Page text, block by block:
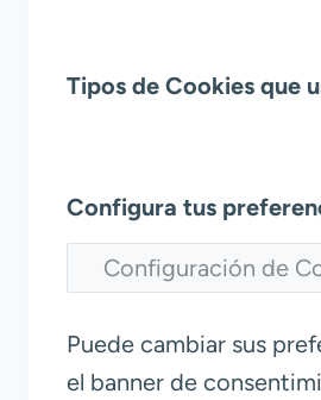
Tipos de Cookies que
Configura tus
Configuración de
Puede cambiar sus
el banner de